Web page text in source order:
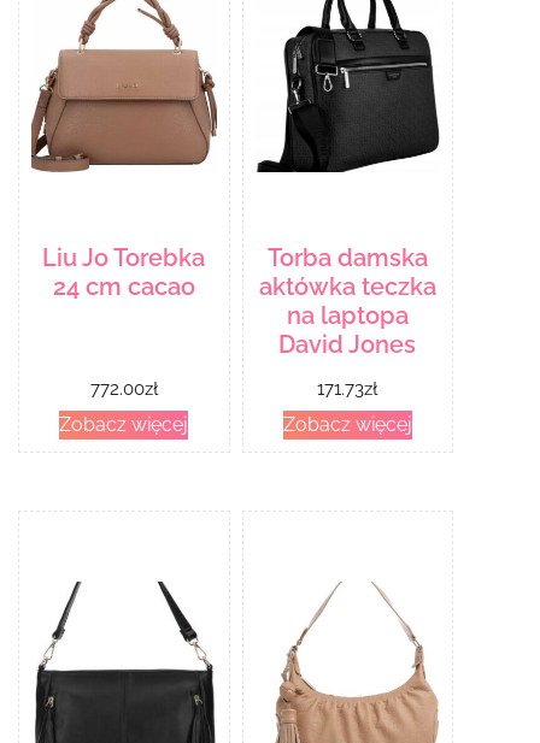
Liu Jo Torebka
24 cm cacao
772.00zł
Zobacz więcej
Torba damska
aktówka teczka
na laptopa
David Jones
171.73zł
Zobacz więcej